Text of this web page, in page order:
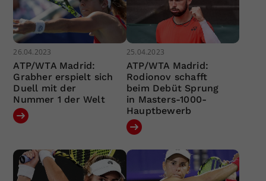
26.04.2023
ATP/WTA Madrid:
Grabher erspielt sich
Duell mit der
Nummer 1 der Welt
25.04.2023
ATP/WTA Madrid:
Rodionov schafft
beim Debüt Sprung
in Masters-1000-
Hauptbewerb